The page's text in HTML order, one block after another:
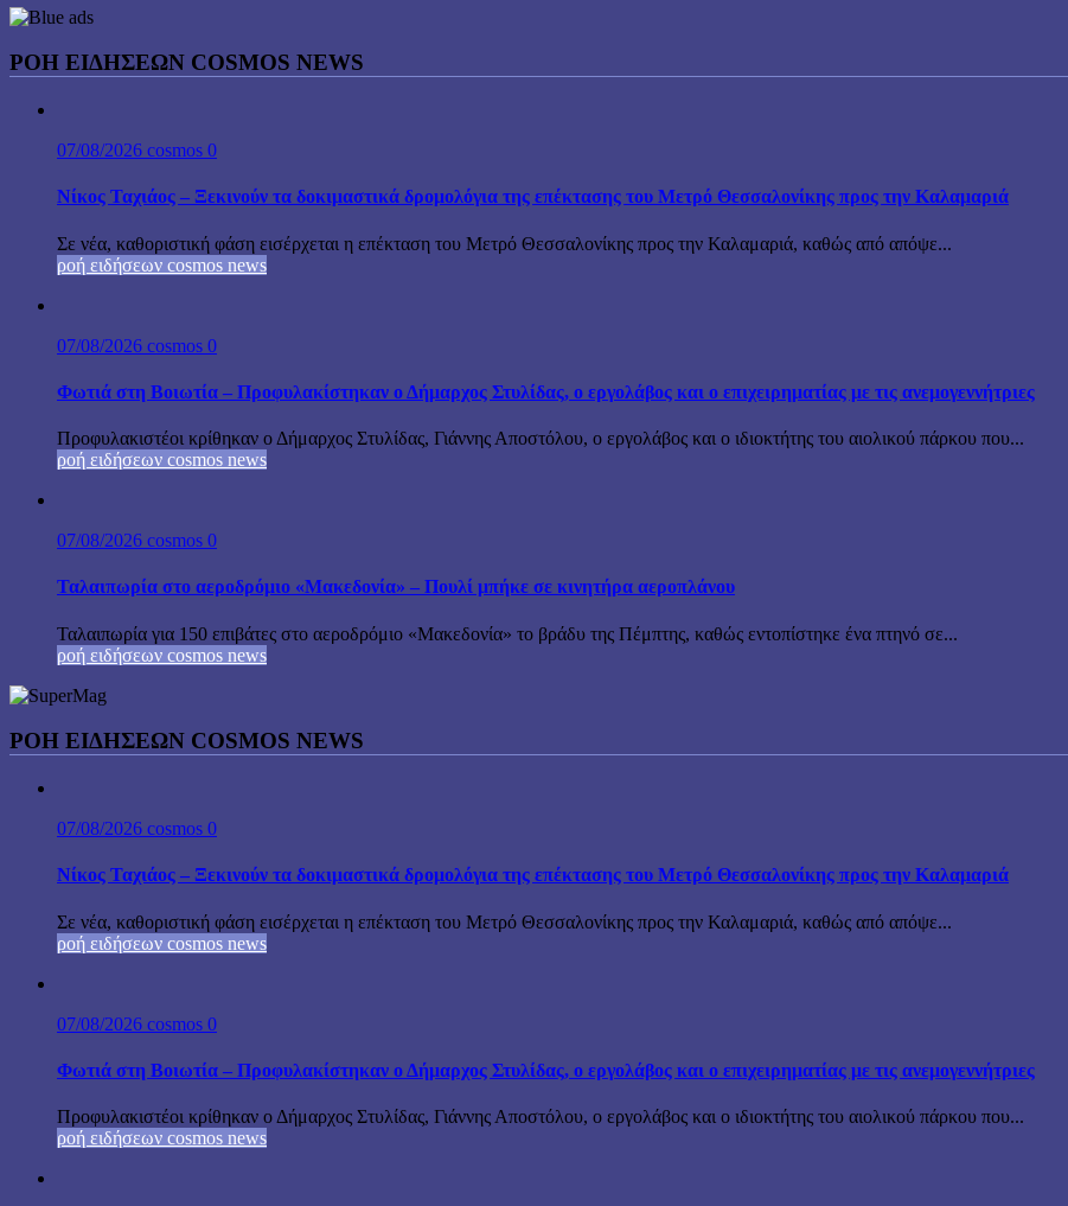
ΡΟΗ ΕΙΔΗΣΕΩΝ COSMOS NEWS
07/08/2026 cosmos 0
Νίκος Ταχιάος – Ξεκινούν τα δοκιμαστικά δρομολόγια της επέκτασης του Μετρό Θεσσαλονίκης προς την Καλαμαριά
Σε νέα, καθοριστική φάση εισέρχεται η επέκταση του Μετρό Θεσσαλονίκης προς την Καλαμαριά, καθώς από απόψε...
ροή ειδήσεων cosmos news
07/08/2026 cosmos 0
Φωτιά στη Βοιωτία – Προφυλακίστηκαν ο Δήμαρχος Στυλίδας, ο εργολάβος και ο επιχειρηματίας με τις ανεμογεννήτριες
Προφυλακιστέοι κρίθηκαν ο Δήμαρχος Στυλίδας, Γιάννης Αποστόλου, ο εργολάβος και ο ιδιοκτήτης του αιολικού πάρκου που...
ροή ειδήσεων cosmos news
07/08/2026 cosmos 0
Ταλαιπωρία στο αεροδρόμιο «Μακεδονία» – Πουλί μπήκε σε κινητήρα αεροπλάνου
Ταλαιπωρία για 150 επιβάτες στο αεροδρόμιο «Μακεδονία» το βράδυ της Πέμπτης, καθώς εντοπίστηκε ένα πτηνό σε...
ροή ειδήσεων cosmos news
ΡΟΉ ΕΙΔΉΣΕΩΝ COSMOS NEWS
07/08/2026 cosmos 0
Νίκος Ταχιάος – Ξεκινούν τα δοκιμαστικά δρομολόγια της επέκτασης του Μετρό Θεσσαλονίκης προς την Καλαμαριά
Σε νέα, καθοριστική φάση εισέρχεται η επέκταση του Μετρό Θεσσαλονίκης προς την Καλαμαριά, καθώς από απόψε...
ροή ειδήσεων cosmos news
07/08/2026 cosmos 0
Φωτιά στη Βοιωτία – Προφυλακίστηκαν ο Δήμαρχος Στυλίδας, ο εργολάβος και ο επιχειρηματίας με τις ανεμογεννήτριες
Προφυλακιστέοι κρίθηκαν ο Δήμαρχος Στυλίδας, Γιάννης Αποστόλου, ο εργολάβος και ο ιδιοκτήτης του αιολικού πάρκου που...
ροή ειδήσεων cosmos news